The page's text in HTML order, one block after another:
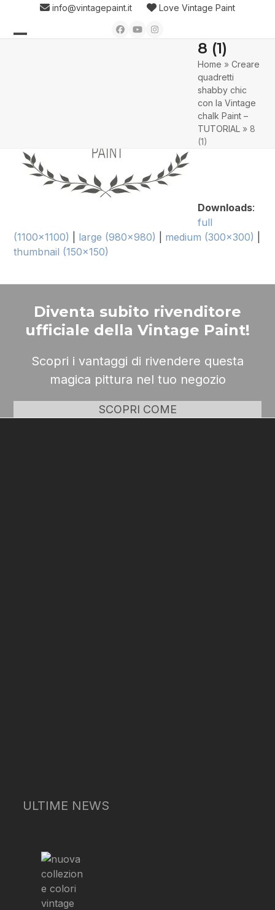
content
info@vintagepaint.it Love Vintage Paint
Facebook
YouTubeInstagram
8 (1)
Home »Creare
quadretti
shabby chic
con la Vintage
chalk Paint –
TUTORIAL » 8
(1)
Downloads:
full
(1100x1100)
large (980x980) medium (300x300)
thumbnail (150x150)
Diventa subito rivenditore
ufficiale della Vintage Paint!
Scopri i vantaggi di rivendere questa
magica pittura nel tuo negozio
SCOPRI COME
ULTIME NEWS